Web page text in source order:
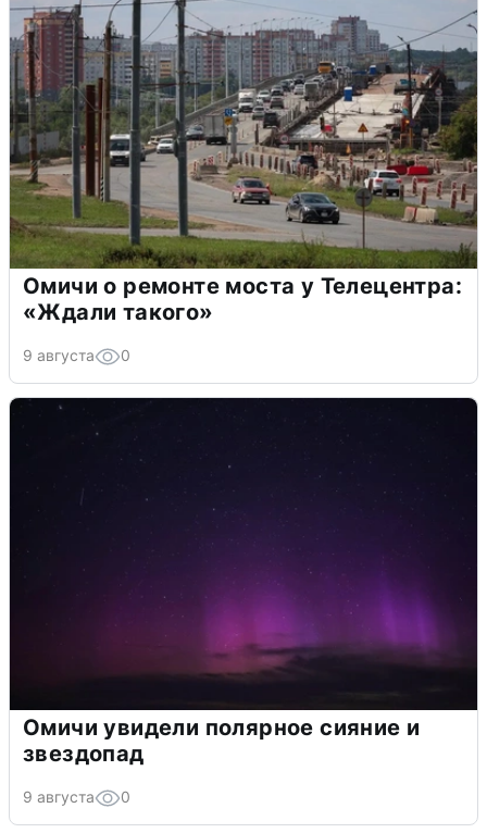
Омичи о ремонте моста у Телецентра:
«Ждали такого»
9 августа 0
Омичи увидели полярное сияние и
звездопад
9 августа 0